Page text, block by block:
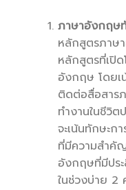
ภาษาอังกฤษ
หลักสูตรภาษ
หลักสูตรที่เปิ
อังกฤษ โดยเ
ติดต่อสื่อสาร
ทำงานในชีวิต
จะเน้นทักษะก
ที่มีความสำคั
อังกฤษที่มีปร
ในช่วงบ่าย 2